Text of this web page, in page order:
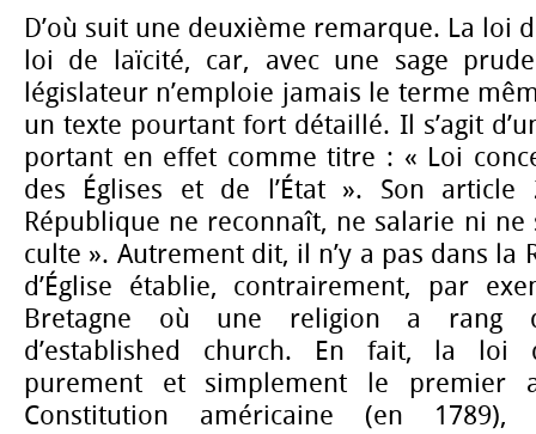
D’où suit une deuxième remarque. La loi
loi de laïcité, car, avec une sage
législateur n’emploie jamais le terme
un texte pourtant fort détaillé. Il s’agit
portant en effet comme titre : « Loi
des Églises et de l’État ». Son
République ne reconnaît, ne salarie ni
culte ». Autrement dit, il n’y a pas dans la
d’Église établie, contrairement, par
Bretagne où une religion a rang
d’established church. En fait, la loi
purement et simplement le premier
Constitution américaine (en